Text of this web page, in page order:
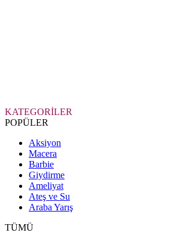
KATEGORİLER
POPÜLER
Aksiyon
Macera
Barbie
Giydirme
Ameliyat
Ateş ve Su
Araba Yarış
TÜMÜ